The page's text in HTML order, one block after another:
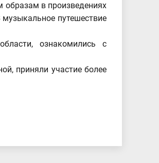
в произведениях
путешествие
ознакомились с
приняли участие более